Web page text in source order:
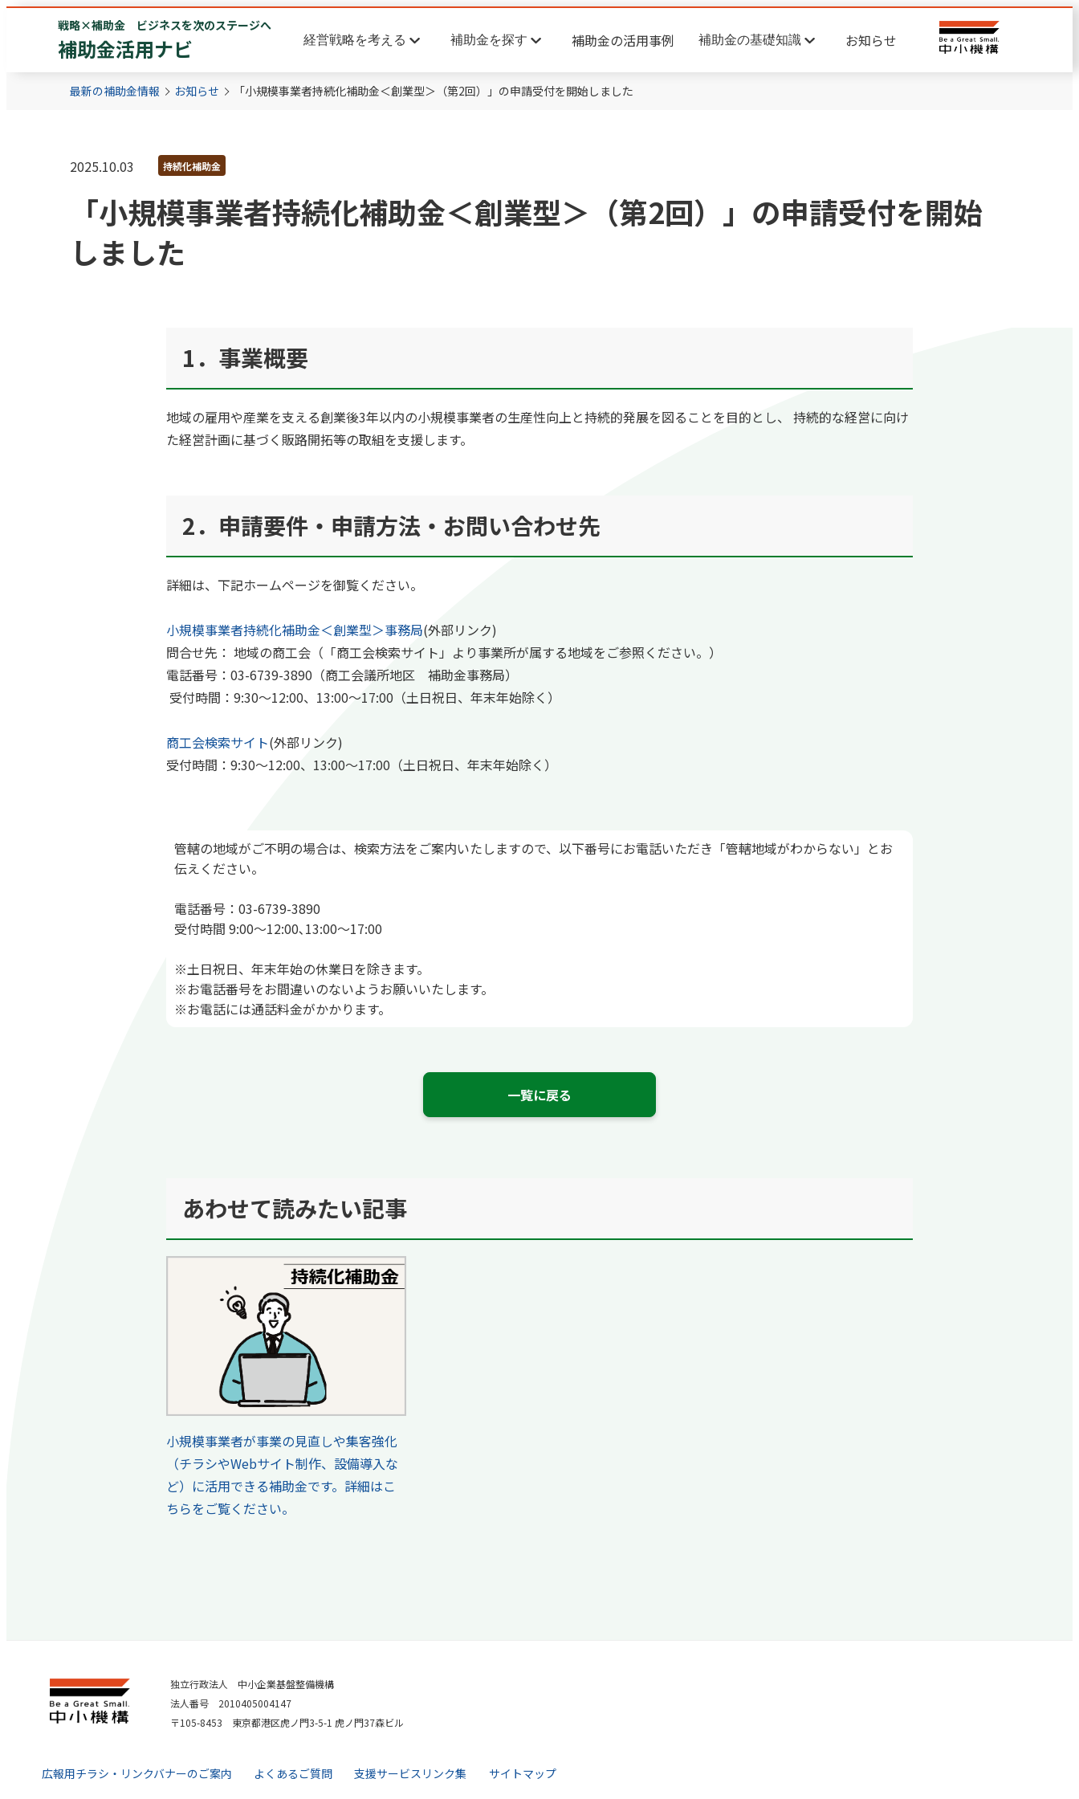
戦略×補助金 ビジネスを次のステージへ
補助金活用ナビ 経営戦略を考える 補助金を探す 補助金の活用事例 補助金の基礎知識 お知らせ
最新の補助金情報 お知らせ 「小規模事業者持続化補助金＜創業型＞（第2回）」の申請受付を開始しました
2025.10.03 持続化補助金
「小規模事業者持続化補助金＜創業型＞（第2回）」の申請受付を開始
しました
1．事業概要
地域の雇用や産業を支える創業後3年以内の小規模事業者の生産性向上と持続的発展を図ることを目的とし、 持続的な経営に向け
た経営計画に基づく販路開拓等の取組を支援します。
2．申請要件・申請方法・お問い合わせ先
詳細は、下記ホームページを御覧ください。
小規模事業者持続化補助金＜創業型＞事務局(外部リンク)
問合せ先： 地域の商工会（「商工会検索サイト」より事業所が属する地域をご参照ください。）
電話番号：03-6739-3890（商工会議所地区 補助金事務局）
受付時間：9:30～12:00、13:00～17:00（土日祝日、年末年始除く）
商工会検索サイト(外部リンク)
受付時間：9:30～12:00、13:00～17:00（土日祝日、年末年始除く）
管轄の地域がご不明の場合は、検索方法をご案内いたしますので、以下番号にお電話いただき「管轄地域がわからない」とお
伝えください。
電話番号：03-6739-3890
受付時間 9:00～12:00､13:00～17:00
※土日祝日、年末年始の休業日を除きます。
※お電話番号をお間違いのないようお願いいたします。
※お電話には通話料金がかかります。
一覧に戻る
あわせて読みたい記事
小規模事業者が事業の見直しや集客強化
（チラシやWebサイト制作、設備導入な
ど）に活用できる補助金です。詳細はこ
ちらをご覧ください。
独立行政法人 中小企業基盤整備機構
法人番号 2010405004147
〒105-8453 東京都港区虎ノ門3-5-1 虎ノ門37森ビル
広報用チラシ・リンクバナーのご案内 よくあるご質問 支援サービスリンク集 サイトマップ